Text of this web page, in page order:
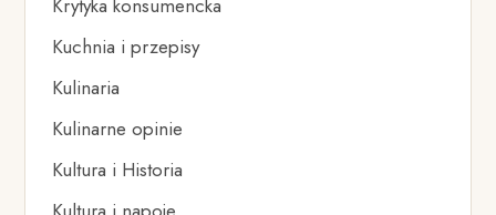
Krytyka konsumencka
Kuchnia i przepisy
Kulinaria
Kulinarne opinie
Kultura i Historia